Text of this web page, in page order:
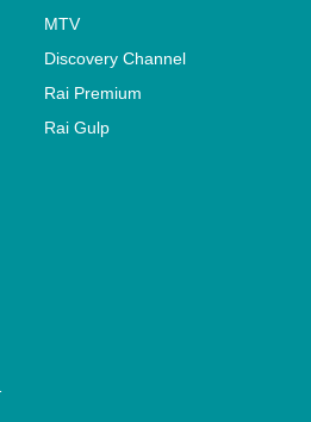
MTV
Discovery Channel
Rai Premium
Rai Gulp